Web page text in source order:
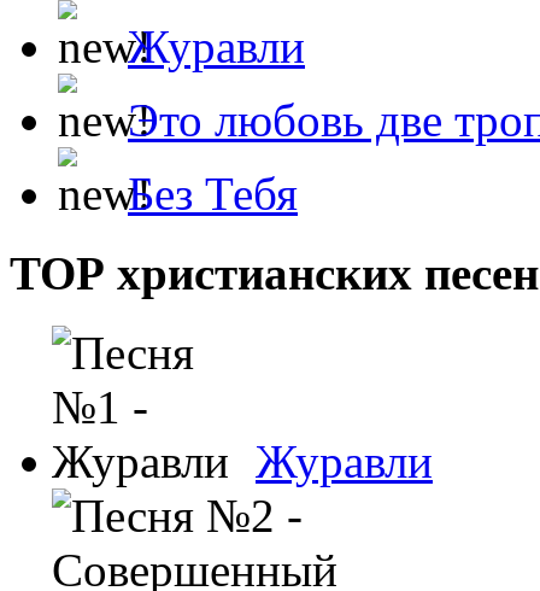
Журавли
Это любовь две
Без Тебя
ТОР христианских песен
Журавли